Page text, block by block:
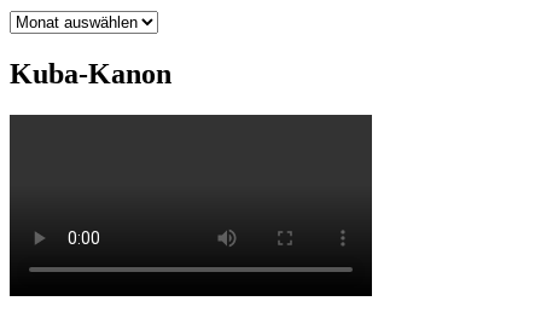
Archiv
Kuba-Kanon